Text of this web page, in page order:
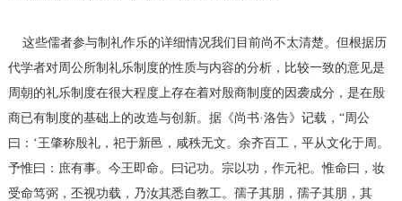
这些儒者参与制礼作乐的详细情况我们目前尚不太清楚。但根据历
代学者对周公所制礼乐制度的性质与内容的分析，比较一致的意见是
周朝的礼乐制度在很大程度上存在着对殷商制度的因袭成分，是在殷
商已有制度的基础上的改造与创新。据《尚书·洛告》记载，“周公
曰：‘王肇称殷礼，祀于新邑，咸秩无文。余齐百工，平从文化于周。
予惟曰：庶有事。今王即命。曰记功。宗以功，作元祀。惟命曰，妆
受命笃弼，丕视功载，乃汝其悉自教工。孺子其朋，孺子其朋，其